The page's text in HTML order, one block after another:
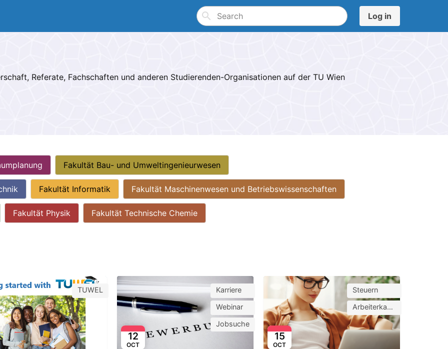
Search
Log in
Referate, Fachschaften und anderen Studierenden-Organisationen auf der TU Wien
Fakultät Bau- und Umweltingenieurwesen
Fakultät Informatik Fakultät Maschinenwesen und Betriebswissenschaften
Fakultät Physik Fakultät Technische Chemie
TUWEL
Karriere
Webinar
Jobsuche
12
OCT
Steuern
Arbeiterkammer
15
OCT